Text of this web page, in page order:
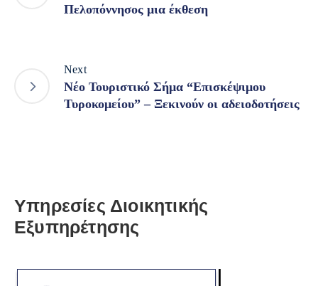
Πελοπόννησος μια έκθεση
Next
Νέο Τουριστικό Σήμα “Επισκέψιμου
Τυροκομείου” – Ξεκινούν οι αδειοδοτήσεις
Υπηρεσίες Διοικητικής
Εξυπηρέτησης